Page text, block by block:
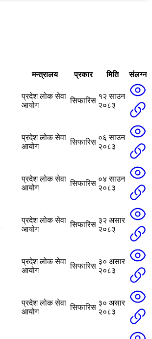
मन्त्रालय प्रकार मिति संलग्न
प्रदेश लोक सेवा
आयोग
सिफारिस
१२ साउन
२०८३
प्रदेश लोक सेवा
आयोग
सिफारिस
०६ साउन
२०८३
प्रदेश लोक सेवा
आयोग
सिफारिस
०४ साउन
२०८३
प्रदेश लोक सेवा
आयोग
सिफारिस
३२ असार
२०८३
प्रदेश लोक सेवा
आयोग
सिफारिस
३० असार
२०८३
प्रदेश लोक सेवा
आयोग
सिफारिस
३० असार
२०८३